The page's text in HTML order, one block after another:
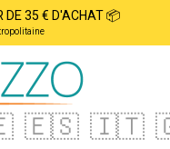
DE 35 € D'ACHAT 📦
🇪🇸 🇮🇹